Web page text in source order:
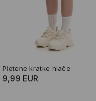
Pletene kratke hlače
9,99 EUR